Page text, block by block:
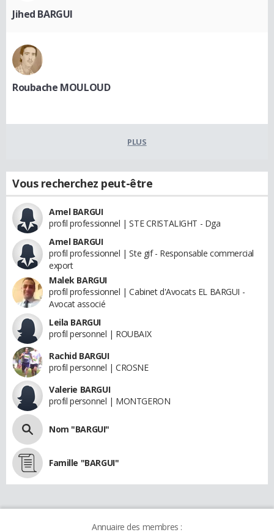
Jihed BARGUI
Roubache MOULOUD
PLUS
Vous recherchez peut-être
Amel BARGUI
profil professionnel | STE CRISTALIGHT - Dga
Amel BARGUI
profil professionnel | Ste gif - Responsable commercial
export
Malek BARGUI
profil professionnel | Cabinet d'Avocats EL BARGUI -
Avocat associé
Leila BARGUI
profil personnel | ROUBAIX
Rachid BARGUI
profil personnel | CROSNE
Valerie BARGUI
profil personnel | MONTGERON
Nom "BARGUI"
Famille "BARGUI"
Annuaire des membres :